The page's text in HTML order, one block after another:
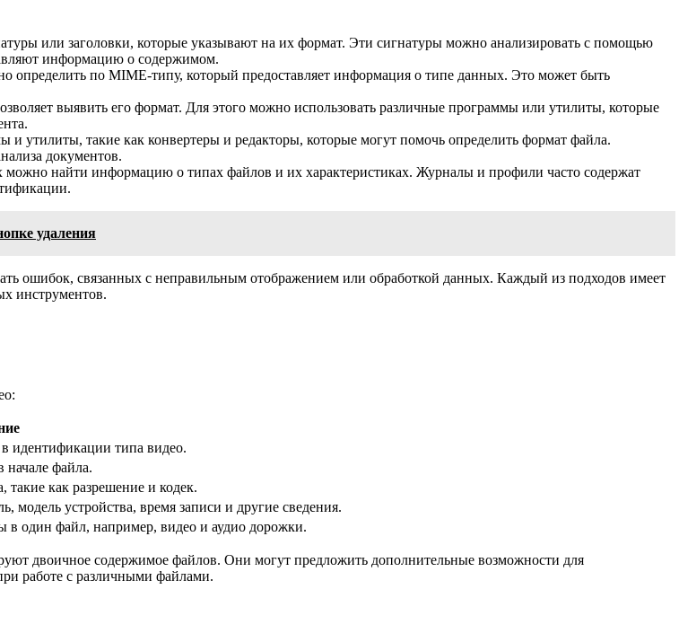
или заголовки, которые указывают на их формат. Эти сигнатуры можно анализировать с помощью
информацию о содержимом.
определить по MIME-типу, который предоставляет информация о типе данных. Это может быть
выявить его формат. Для этого можно использовать различные программы или утилиты, которые
и утилиты, такие как конвертеры и редакторы, которые могут помочь определить формат файла.
документов.
можно найти информацию о типах файлов и их характеристиках. Журналы и профили часто содержат
удаления
ошибок, связанных с неправильным отображением или обработкой данных. Каждый из подходов имеет
инструментов.
идентификации типа видео.
файла.
как разрешение и кодек.
модель устройства, время записи и другие сведения.
в один файл, например, видео и аудио дорожки.
двоичное содержимое файлов. Они могут предложить дополнительные возможности для
работе с различными файлами.